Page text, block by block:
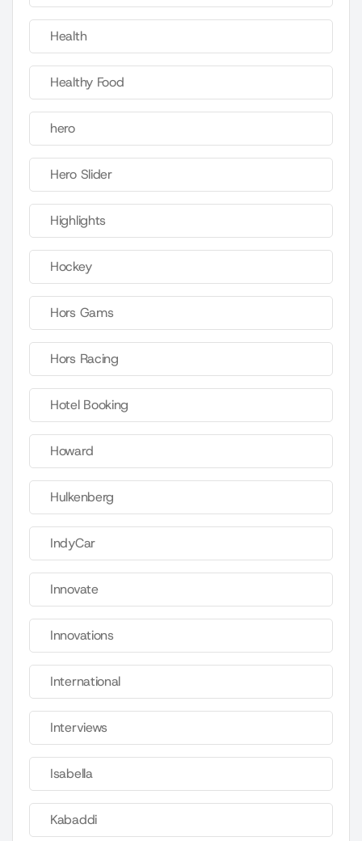
Health
Healthy Food
hero
Hero Slider
Highlights
Hockey
Hors Gams
Hors Racing
Hotel Booking
Howard
Hulkenberg
IndyCar
Innovate
Innovations
International
Interviews
Isabella
Kabaddi